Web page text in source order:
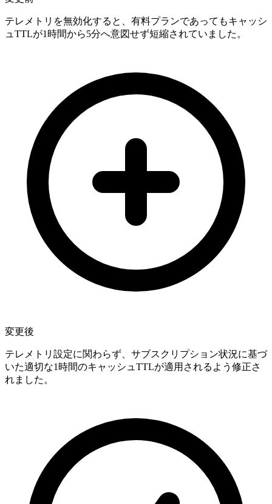
テレメトリを無効化すると、有料プランであってもキャッシ
ュTTLが1時間から5分へ意図せず短縮されていました。
変更後
テレメトリ設定に関わらず、サブスクリプション状況に基づ
いた適切な1時間のキャッシュTTLが適用されるよう修正さ
れました。